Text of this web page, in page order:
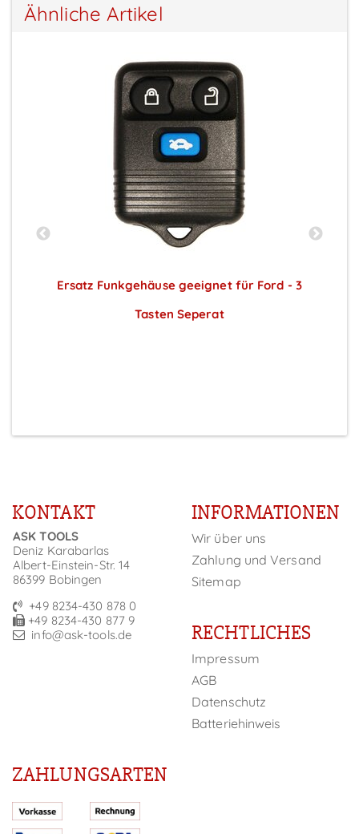
Ähnliche Artikel
Ersatz Funkgehäuse geeignet für Ford - 3
Tasten Seperat
KONTAKT
ASK TOOLS
Deniz Karabarlas
Albert-Einstein-Str. 14
86399 Bobingen
+49 8234-430 878 0
+49 8234-430 877 9
info@ask-tools.de
INFORMATIONEN
Wir über uns
Zahlung und Versand
Sitemap
RECHTLICHES
Impressum
AGB
Datenschutz
Batteriehinweis
ZAHLUNGSARTEN